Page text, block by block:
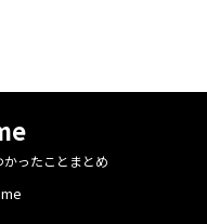
ったことまとめ